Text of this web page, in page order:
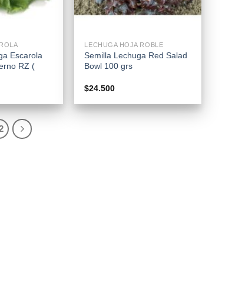
Escarola
RZ (
LECHUGA HOJA ROBLE
Semilla Lechuga Red Salad
Bowl 100 grs
$24.500